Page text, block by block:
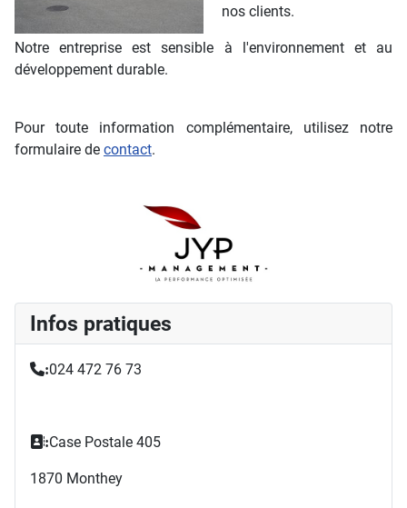
nos clients.
Notre entreprise est sensible à l'environnement et au
développement durable.
Pour toute information complémentaire, utilisez notre
formulaire de contact.
Infos pratiques
:024 472 76 73
:Case Postale 405
1870 Monthey